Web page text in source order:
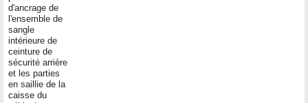
d'ancrage de
l'ensemble de
sangle
intérieure de
ceinture de
sécurité arrière
et les parties
en saillie de la
caisse du